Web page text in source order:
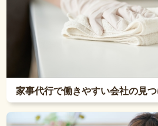
家事代行で働きやすい会社の見